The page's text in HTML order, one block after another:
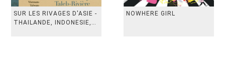
SUR LES RIVAGES D'ASIE -
THAILANDE, INDONESIE,
NOWHERE GIRL